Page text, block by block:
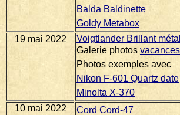
Balda Baldinette
Goldy Metabox
19 mai 2022
Voigtlander Brillant métal
Galerie photos
Photos exemples avec
Nikon F-601 Quartz date
Minolta X-370
10 mai 2022
Cord Cord-47